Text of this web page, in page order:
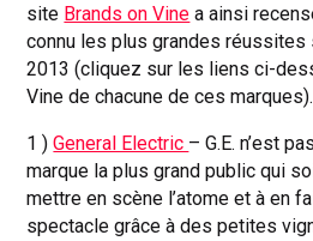
site Brands on Vine a ainsi
connu les plus grandes réussites
2013 (cliquez sur les liens ci-
Vine de chacune de ces marques).
1 )General Electric – G.E. n’est
marque la plus grand public qui
mettre en scène l’atome et à en
spectacle grâce à des petites